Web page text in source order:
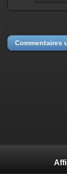
Commentaires